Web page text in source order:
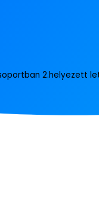
2.helyezett